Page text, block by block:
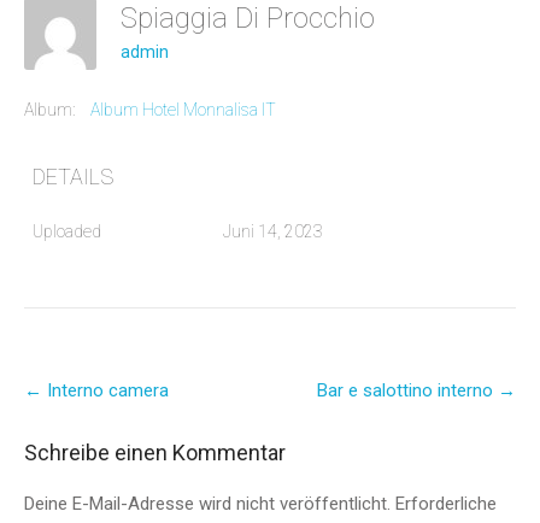
Spiaggia Di Procchio
admin
Album: Album Hotel Monnalisa IT
DETAILS
Uploaded Juni 14, 2023
navigation
← Interno camera Bar e salottino interno →
Schreibe einen Kommentar
Deine E-Mail-Adresse wird nicht veröffentlicht. Erforderliche